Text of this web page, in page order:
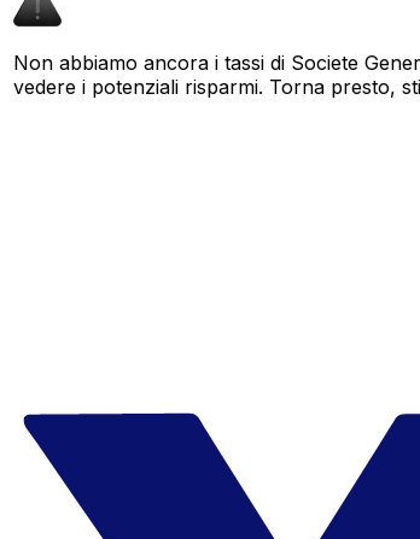
Non abbiamo ancora i tassi di Societe
vedere i potenziali risparmi. Torna presto,